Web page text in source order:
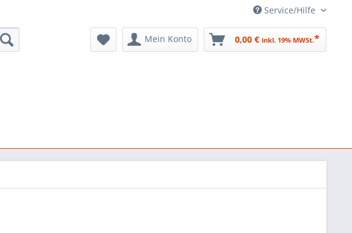
Service/Hilfe
Mein Konto 0,00 € inkl. 19% MWSt.*